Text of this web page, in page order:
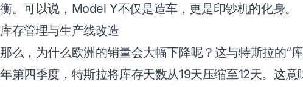
衡。可以说，Model Y不仅是造车，更是印钞机的化身。
库存管理与生产线改造
那么，为什么欧洲的销量会大幅下降呢？这与特斯拉的“
年第四季度，特斯拉将库存天数从19天压缩至12天。这